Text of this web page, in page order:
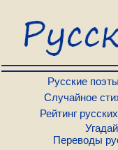
Русские
Биографии
Стихи по
Русские поэты
Случайное
Рейтинг
Переводы